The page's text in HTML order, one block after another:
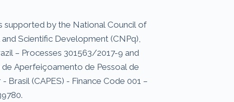
supported by the National Council of
Scientific Development (CNPq),
– Processes 301563/2017-9 and
Aperfeiçoamento de Pessoal de
Brasil (CAPES) - Finance Code 001 –